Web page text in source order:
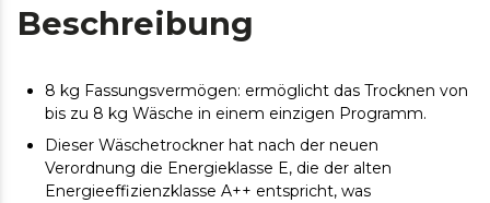
Beschreibung
8 kg Fassungsvermögen: ermöglicht das Trocknen von
bis zu 8 kg Wäsche in einem einzigen Programm.
Dieser Wäschetrockner hat nach der neuen
Verordnung die Energieklasse E, die der alten
Energieeffizienzklasse A++ entspricht, was